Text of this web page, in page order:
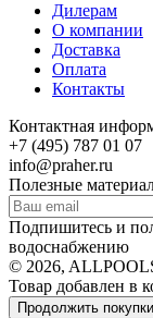
Дилерам
О компании
Доставка
Оплата
Контакты
Контактная
+7 (495) 787 01 07
info@praher.ru
Полезные
Подпишитесь и
водоснабжению
© 2026,
Товар добавлен в
Продолжить покупки